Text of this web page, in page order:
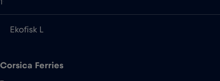
1
Ekofisk L
Corsica Ferries